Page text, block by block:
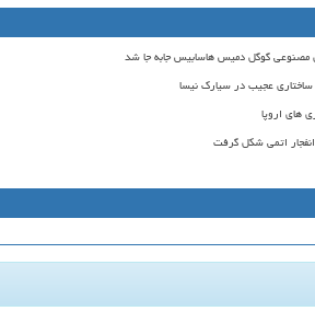
گوگل دمیس هاسابیس جابه جا شد
عجیب در سیارک نیسا
های اروپا
اتمی شکل گرفت